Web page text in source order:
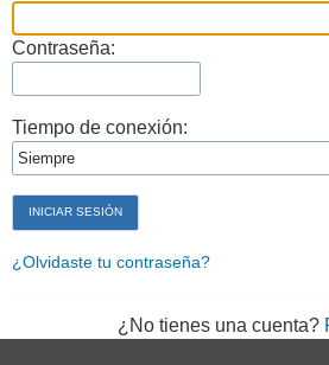
Contraseña:
Tiempo de conexión:
¿Olvidaste tu contraseña?
¿No tienes una cuenta?